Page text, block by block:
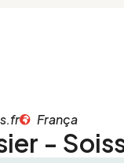
França
-